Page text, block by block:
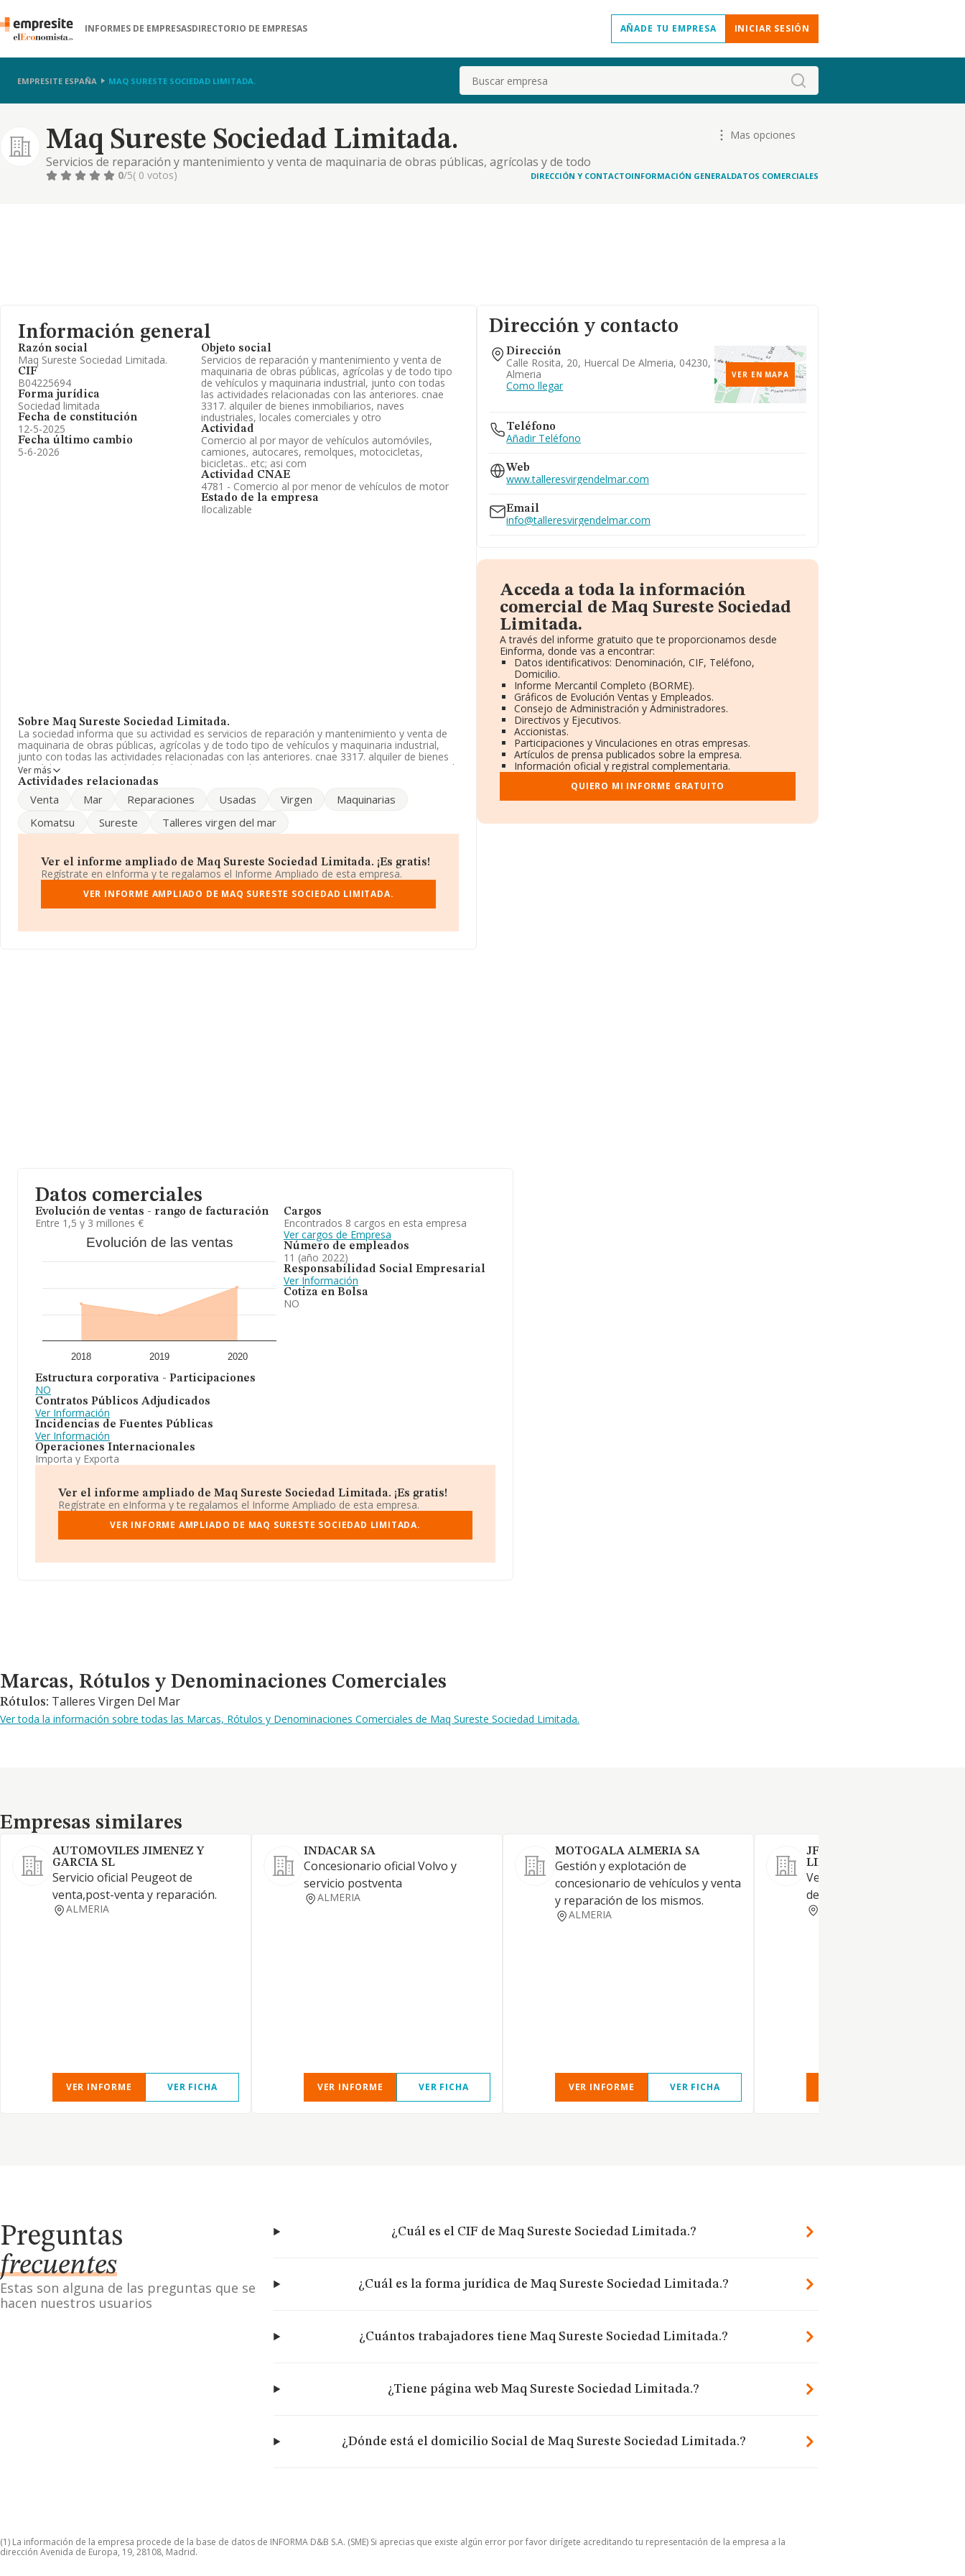
INFORMES DE EMPRESASDIRECTORIO DE EMPRESAS AÑADE TU EMPRESA INICIAR SESIÓN
EMPRESITE ESPAÑA MAQ SURESTE SOCIEDAD LIMITADA. Buscar
Maq Sureste Sociedad Limitada.
Servicios de reparación y mantenimiento y venta de maquinaria de obras públicas, agrícolas y de todo
tipo de vehículos y maquinaria industrial, junto con todas las actividades relacionadas con las
Mas opciones
0/5( 0 votos) DIRECCIÓN Y CONTACTOINFORMACIÓN GENERALDATOS COMERCIALES
Información general
Razón social
Maq Sureste Sociedad Limitada.
CIF
B04225694
Forma jurídica
Sociedad limitada
Fecha de constitución
12-5-2025
Fecha último cambio
5-6-2026
Objeto social
Servicios de reparación y mantenimiento y venta de
maquinaria de obras públicas, agrícolas y de todo tipo
de vehículos y maquinaria industrial, junto con todas
las actividades relacionadas con las anteriores. cnae
3317. alquiler de bienes inmobiliarios, naves
industriales, locales comerciales y otro
Actividad
Comercio al por mayor de vehículos automóviles,
camiones, autocares, remolques, motocicletas,
bicicletas.. etc; asi com
Actividad CNAE
4781 - Comercio al por menor de vehículos de motor
Estado de la empresa
Ilocalizable
Sobre Maq Sureste Sociedad Limitada.
La sociedad informa que su actividad es servicios de reparación y mantenimiento y venta de
maquinaria de obras públicas, agrícolas y de todo tipo de vehículos y maquinaria industrial,
junto con todas las actividades relacionadas con las anteriores. cnae 3317. alquiler de bienes
inmobiliarios, naves industriales, locales comerciales y otro. La empresa aparece inscrita en el
Registro Mercantil como Sociedad Limitada. Su CNAE corresponde a 4781 con código
mercadillos'. La compañía realiza actividad internacional tanto de importación como
Ha contado con el mismo número de empleados y atendiendo a los datos disponibles en
Su correo esinfo@talleresvirgendelmar.com . Su página web eswww.talleresvirgendelmar.com
Maq Sureste Sociedad Limitada, con número de identificación fiscal
B04225694, tiene su domicilio social establecido en Calle Rosita núm. 20, (04230), La
Ver más
Actividades relacionadas
Venta Mar Reparaciones Usadas Virgen
Maquinarias
Komatsu
Sureste Talleres virgen del mar
Ver el informe ampliado de Maq Sureste Sociedad Limitada. ¡Es gratis!
Regístrate en eInforma y te regalamos el Informe Ampliado de esta empresa.
VER INFORME AMPLIADO DE MAQ SURESTE SOCIEDAD LIMITADA.
Dirección y contacto
Dirección
Calle Rosita, 20, Huercal De Almeria, 04230,
Almeria
Como llegar
VER EN MAPA
Teléfono
Añadir Teléfono
Web
www.talleresvirgendelmar.com
Email
info@talleresvirgendelmar.com
Acceda a toda la información
comercial de Maq Sureste Sociedad
Limitada.
A través del informe gratuito que te proporcionamos desde
Einforma, donde vas a encontrar:
Datos identificativos: Denominación, CIF, Teléfono,
Domicilio.
Informe Mercantil Completo (BORME).
Gráficos de Evolución Ventas y Empleados.
Consejo de Administración y Administradores.
Directivos y Ejecutivos.
Accionistas.
Participaciones y Vinculaciones en otras empresas.
Artículos de prensa publicados sobre la empresa.
Información oficial y registral complementaria.
QUIERO MI INFORME GRATUITO
Datos comerciales
Evolución de ventas - rango de facturación
Entre 1,5 y 3 millones €
Evolución de las ventas
2018 2019 2020
Estructura corporativa - Participaciones
NO
Contratos Públicos Adjudicados
Ver Información
Incidencias de Fuentes Públicas
Ver Información
Operaciones Internacionales
Importa y Exporta
Cargos
Encontrados 8 cargos en esta empresa
Ver cargos de Empresa
Número de empleados
11 (año 2022)
Responsabilidad Social Empresarial
Ver Información
Cotiza en Bolsa
NO
Ver el informe ampliado de Maq Sureste Sociedad Limitada. ¡Es gratis!
Regístrate en eInforma y te regalamos el Informe Ampliado de esta empresa.
VER INFORME AMPLIADO DE MAQ SURESTE SOCIEDAD LIMITADA.
Marcas, Rótulos y Denominaciones Comerciales
Marcas, Rótulos y Denominaciones Comerciales
Rótulos: Talleres Virgen Del Mar
Ver toda la información sobre todas las Marcas, Rótulos y Denominaciones Comerciales de Maq Sureste Sociedad Limitada.
Empresas similares
Empresas similares
AUTOMOVILES JIMENEZ Y
GARCIA SL
Servicio oficial Peugeot de
venta,post-venta y reparación.
ALMERIA
VER INFORME VER FICHA
INDACAR SA
Concesionario oficial Volvo y
servicio postventa
ALMERIA
VER INFORME VER FICHA
MOTOGALA ALMERIA SA
Gestión y explotación de
concesionario de vehículos y venta
y reparación de los mismos.
ALMERIA
VER INFORME VER FICHA
JF CARS GALLERY
LIMITADA.
Venta de automóviles y
de motor ligeros
Preguntas
frecuentes
Estas son alguna de las preguntas que se
hacen nuestros usuarios
¿Cuál es el CIF de Maq Sureste Sociedad Limitada.?
¿Cuál es la forma jurídica de Maq Sureste Sociedad Limitada.?
¿Cuántos trabajadores tiene Maq Sureste Sociedad Limitada.?
¿Tiene página web Maq Sureste Sociedad Limitada.?
¿Dónde está el domicilio Social de Maq Sureste Sociedad Limitada.?
(1) La información de la empresa procede de la base de datos de INFORMA D&B S.A. (SME) Si aprecias que existe algún error por favor dirígete acreditando tu representación de la empresa a la
dirección Avenida de Europa, 19, 28108, Madrid.